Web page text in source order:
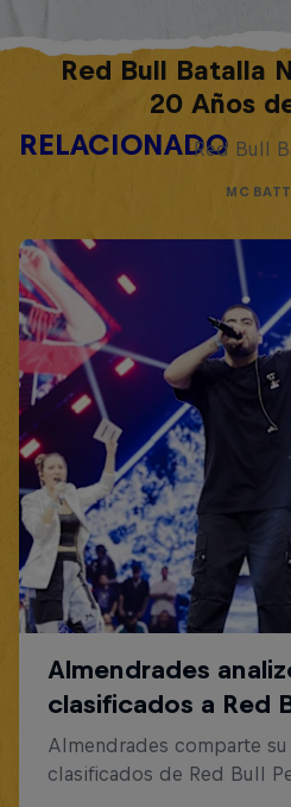
RELACIONADO
Red Bull Batalla
20 Años
Red Bull
MC